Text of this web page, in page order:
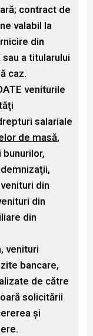
contract de
valabil la
din
a titularului
caz.
veniturile
salariale
de masă,
din
din
din
venituri
bancare,
de către
solicitării
şi